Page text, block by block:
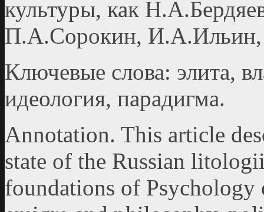
куль­туры, как
П.А.Сорокин, И.А.Ильин,
Ключевые слова: элита,
идеология, парадигма.
Annotation. This article
state of the Russian
foundations of